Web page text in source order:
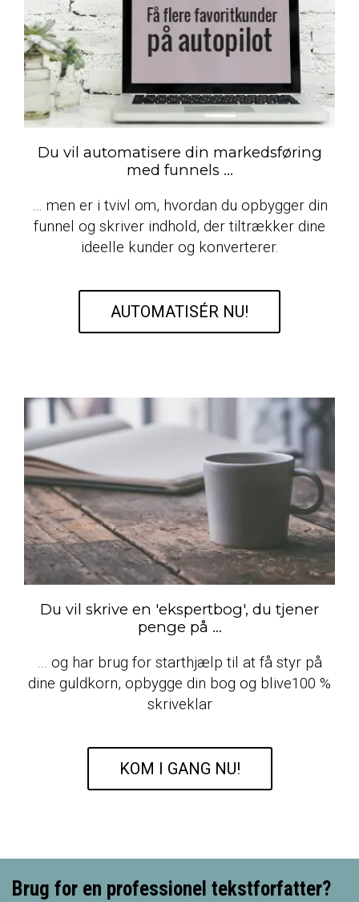
Du vil automatisere din markedsføring
med funnels ...
… men er i tvivl om, hvordan du opbygger din
funnel og skriver indhold, der tiltrækker dine
ideelle kunder og konverterer.
AUTOMATISÉR NU!
Du vil skrive en 'ekspertbog', du tjener
penge på ...
… og har brug for starthjælp til at få styr på
dine guldkorn, opbygge din bog og blive100 %
skriveklar
KOM I GANG NU!
Brug for en professionel tekstforfatter?